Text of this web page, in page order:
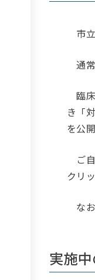
市
通
臨
き「
を公
ご
クリ
な
実施